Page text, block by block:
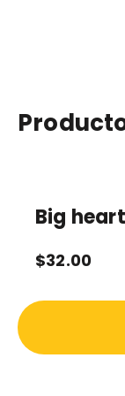
Big
$32.00